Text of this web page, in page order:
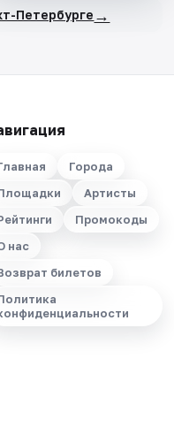
Петербурге →
Города
Артисты
Промокоды
нас
билетов